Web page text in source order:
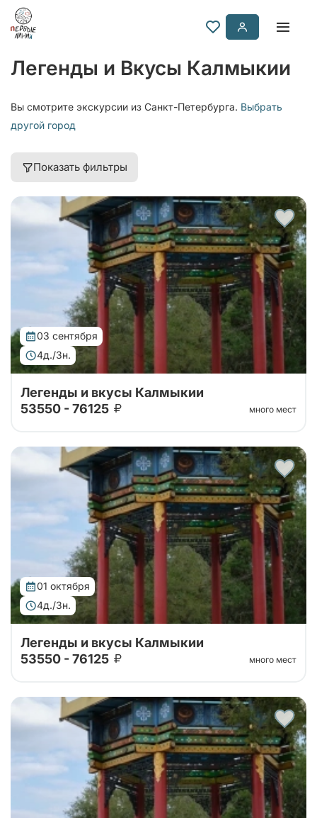
Легенды и Вкусы Калмыкии
Вы смотрите экскурсии из Санкт-Петербурга. Выбрать
другой город
Показать фильтры
03 сентября
4д./3н.
Тур организован совместно с принимающей
стороной! 4 дня уникального погружения в
традиции и природу. Вас ждут: калмыцкая кухня,
экскурсии по центру Элисты с посещением ро...
Легенды и вкусы Калмыкии
53550 - 76125
много мест
01 октября
4д./3н.
Тур организован совместно с принимающей
стороной! 4 дня уникального погружения в
традиции и природу. Вас ждут: калмыцкая кухня,
экскурсии по центру Элисты с посещением ро...
Легенды и вкусы Калмыкии
53550 - 76125
много мест